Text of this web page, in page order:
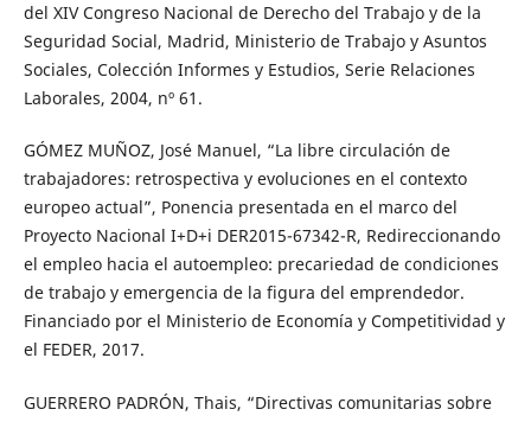
del XIV Congreso Nacional de Derecho del Trabajo y de la
Seguridad Social, Madrid, Ministerio de Trabajo y Asuntos
Sociales, Colección Informes y Estudios, Serie Relaciones
Laborales, 2004, nº 61.
GÓMEZ MUÑOZ, José Manuel, “La libre circulación de
trabajadores: retrospectiva y evoluciones en el contexto
europeo actual”, Ponencia presentada en el marco del
Proyecto Nacional I+D+i DER2015-67342-R, Redireccionando
el empleo hacia el autoempleo: precariedad de condiciones
de trabajo y emergencia de la figura del emprendedor.
Financiado por el Ministerio de Economía y Competitividad y
el FEDER, 2017.
GUERRERO PADRÓN, Thais, “Directivas comunitarias sobre